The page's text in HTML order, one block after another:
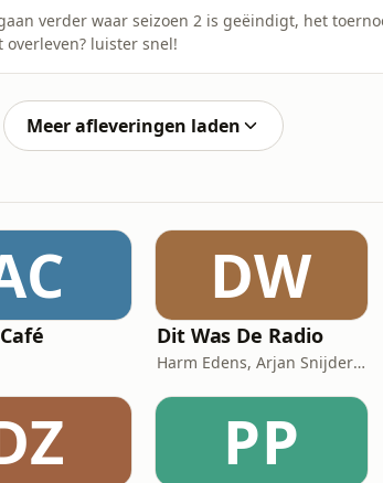
gaan verder waar seizoen 2 is geëindigt, het
luister snel!
Meer afleveringen laden
DW
Dit Was De Radio
Harm Edens, Arjan Snijders, Ron Vergouwen
PP